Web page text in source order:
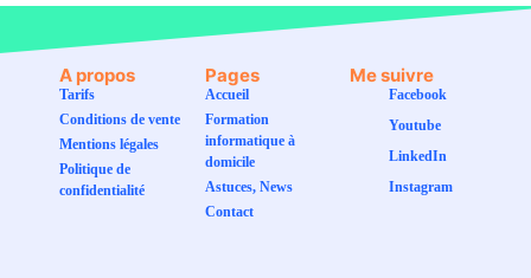
A propos
Tarifs
Conditions de vente
Mentions légales
Politique de
confidentialité
Pages
Accueil
Formation
informatique à
domicile
Astuces, News
Contact
Me suivre
Facebook
Youtube
LinkedIn
Instagram